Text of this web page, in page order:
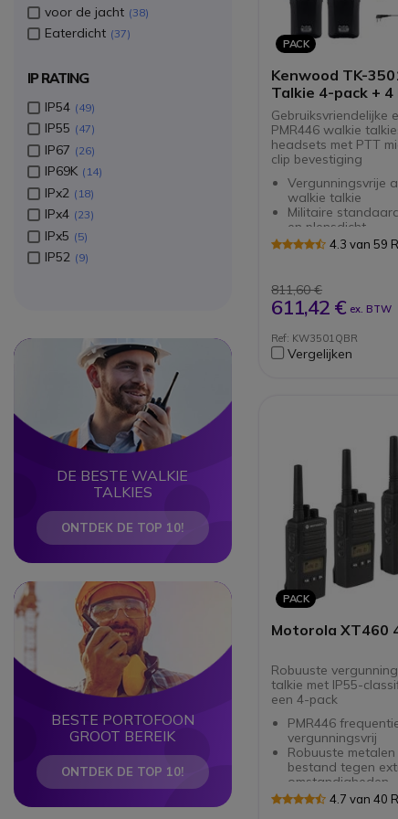
PACK
Kenwood TK-
Talkie 4-pack + 4
oortjes
Gebruiksvriendelijke
PMR446 walkie
headsets met PTT
clip bevestiging
Vergunningsvrije
walkie talkie
Militaire
en plensdicht
Eenvoudig
16 kanalen
IP54
VOX-functie
4.3 van 59
811,60 €
611,42 € ex. BTW
Ref: KW3501QBR
Vergelijken
PACK
Motorola XT460
Robuuste
talkie met IP55-
een 4-pack
PMR446
vergunningsvrij
Robuuste metalen behuizing
bestand tegen
omstandigheden
Voldoet aan MIL-
4.7 van 40
voor de jacht 38
Eaterdicht 37
IP RATING
IP54 49
IP55 47
IP67 26
IP69K 14
IPx2 18
IPx4 23
IPx5 5
IP52 9
Circle
Circle
DE BESTE WALKIE
TALKIES
ONTDEK DE TOP 10!
Circle
Circle
BESTE PORTOFOON
GROOT BEREIK
ONTDEK DE TOP 10!